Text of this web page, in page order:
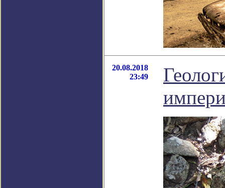
20.08.2018
23:49